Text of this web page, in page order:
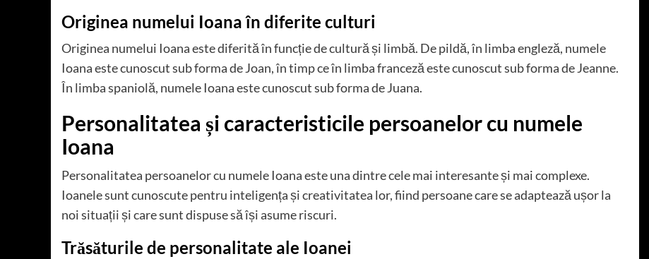
Originea numelui Ioana în diferite culturi
Originea numelui Ioana este diferită în funcție de cultură și limbă. De pildă, în limba engleză, numele
Ioana este cunoscut sub forma de Joan, în timp ce în limba franceză este cunoscut sub forma de Jeanne.
În limba spaniolă, numele Ioana este cunoscut sub forma de Juana.
Personalitatea și caracteristicile persoanelor cu numele
Ioana
Personalitatea persoanelor cu numele Ioana este una dintre cele mai interesante și mai complexe.
Ioanele sunt cunoscute pentru inteligența și creativitatea lor, fiind persoane care se adaptează ușor la
noi situații și care sunt dispuse să își asume riscuri.
Trăsăturile de personalitate ale Ioanei